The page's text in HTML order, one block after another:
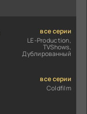
все серии
LE-Production,
TVShows,
Дублированный
все серии
Coldfilm